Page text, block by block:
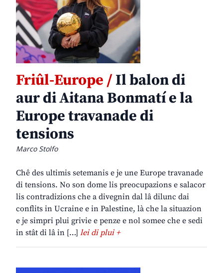
Friûl-Europe /Il balon di
aur di Aitana Bonmatí e la
Europe travanade di
tensions
Marco Stolfo
Chê des ultimis setemanis e je une Europe travanade
di tensions. No son dome lis preocupazions e salacor
lis contradizions che a divegnin dal lâ dilunc dai
conflits in Ucraine e in Palestine, là che la situazion
e je simpri plui grivie e penze e nol somee che e sedi
in stât di lâ in […] lei di plui +